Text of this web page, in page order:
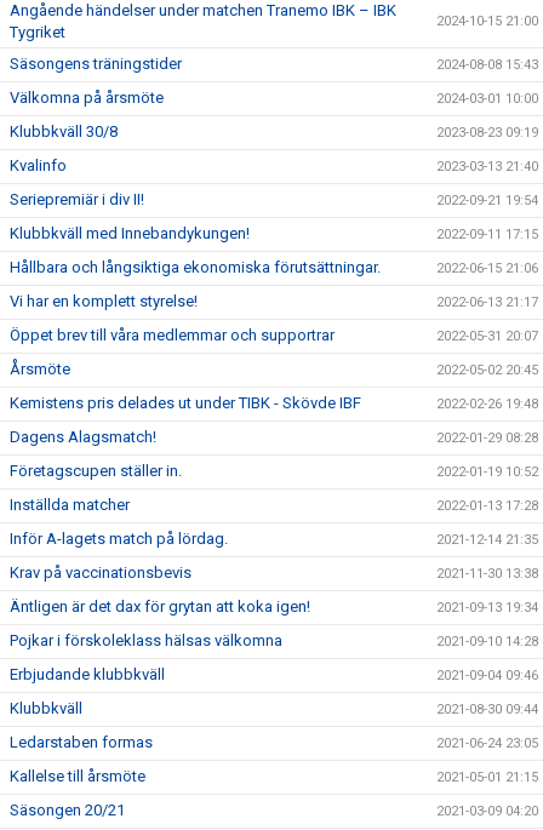
Angående händelser under matchen Tranemo IBK – IBK
Tygriket
2024-10-15 21:00
Säsongens träningstider 2024-08-08 15:43
Välkomna på årsmöte 2024-03-01 10:00
Klubbkväll 30/8 2023-08-23 09:19
Kvalinfo 2023-03-13 21:40
Seriepremiär i div II! 2022-09-21 19:54
Klubbkväll med Innebandykungen! 2022-09-11 17:15
Hållbara och långsiktiga ekonomiska förutsättningar. 2022-06-15 21:06
Vi har en komplett styrelse! 2022-06-13 21:17
Öppet brev till våra medlemmar och supportrar 2022-05-31 20:07
Årsmöte 2022-05-02 20:45
Kemistens pris delades ut under TIBK - Skövde IBF 2022-02-26 19:48
Dagens Alagsmatch! 2022-01-29 08:28
Företagscupen ställer in. 2022-01-19 10:52
Inställda matcher 2022-01-13 17:28
Inför A-lagets match på lördag. 2021-12-14 21:35
Krav på vaccinationsbevis 2021-11-30 13:38
Äntligen är det dax för grytan att koka igen! 2021-09-13 19:34
Pojkar i förskoleklass hälsas välkomna 2021-09-10 14:28
Erbjudande klubbkväll 2021-09-04 09:46
Klubbkväll 2021-08-30 09:44
Ledarstaben formas 2021-06-24 23:05
Kallelse till årsmöte 2021-05-01 21:15
Säsongen 20/21 2021-03-09 04:20